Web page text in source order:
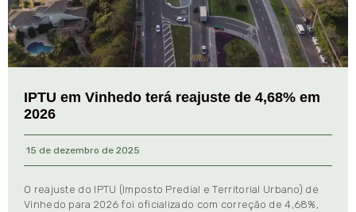
IPTU em Vinhedo terá reajuste de 4,68% em
2026
15 de dezembro de 2025
O reajuste do IPTU (Imposto Predial e Territorial Urbano) de
Vinhedo para 2026 foi oficializado com correção de 4,68%,